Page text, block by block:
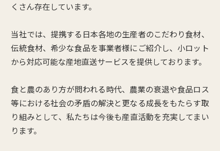
くさん存在しています。
当社では、提携する日本各地の生産者のこだわり食材、
伝統食材、希少な食品を事業者様にご紹介し、小ロット
から対応可能な産地直送サービスを提供しております。
食と農のあり方が問われる時代、農業の衰退や食品ロス
等における社会の矛盾の解決と更なる成長をもたらす取
り組みとして、私たちは今後も産直活動を充実してまい
ります。